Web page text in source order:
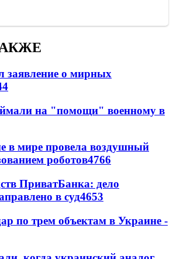
заявление о мирных
на "помощи" военному в
в мире провела воздушный
роботов4766
ПриватБанка: дело
в суд4653
по трем объектам в Украине -